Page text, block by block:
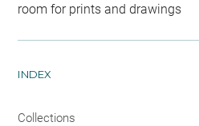
room for prints and drawings
INDEX
Collections